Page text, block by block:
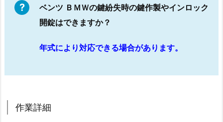
作
成
1.
ベンツ ＢＭＷの鍵紛失時の鍵作製やインロック
開錠はできますか？
年式により対応できる場合があります。
作業詳細